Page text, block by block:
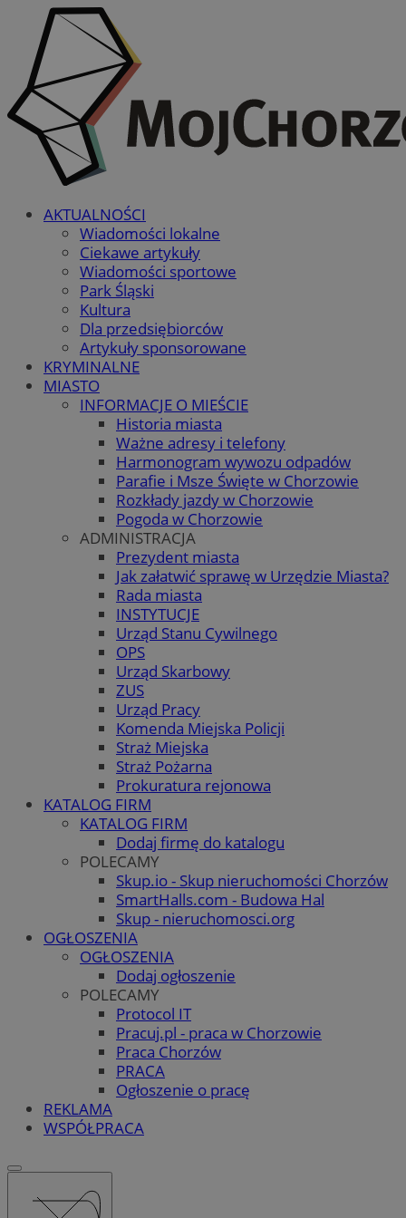
AKTUALNOŚCI
Wiadomości lokalne
Ciekawe artykuły
Wiadomości sportowe
Park Śląski
Kultura
Dla przedsiębiorców
Artykuły sponsorowane
KRYMINALNE
MIASTO
INFORMACJE O MIEŚCIE
Historia miasta
Ważne adresy i telefony
Harmonogram wywozu odpadów
Parafie i Msze Święte w Chorzowie
Rozkłady jazdy w Chorzowie
Pogoda w Chorzowie
ADMINISTRACJA
Prezydent miasta
Jak załatwić sprawę w Urzędzie Miasta?
Rada miasta
INSTYTUCJE
Urząd Stanu Cywilnego
OPS
Urząd Skarbowy
ZUS
Urząd Pracy
Komenda Miejska Policji
Straż Miejska
Straż Pożarna
Prokuratura rejonowa
KATALOG FIRM
KATALOG FIRM
Dodaj firmę do katalogu
POLECAMY
Skup.io - Skup nieruchomości Chorzów
SmartHalls.com - Budowa Hal
Skup - nieruchomosci.org
OGŁOSZENIA
OGŁOSZENIA
Dodaj ogłoszenie
POLECAMY
Protocol IT
Pracuj.pl - praca w Chorzowie
Praca Chorzów
PRACA
Ogłoszenie o pracę
REKLAMA
WSPÓŁPRACA